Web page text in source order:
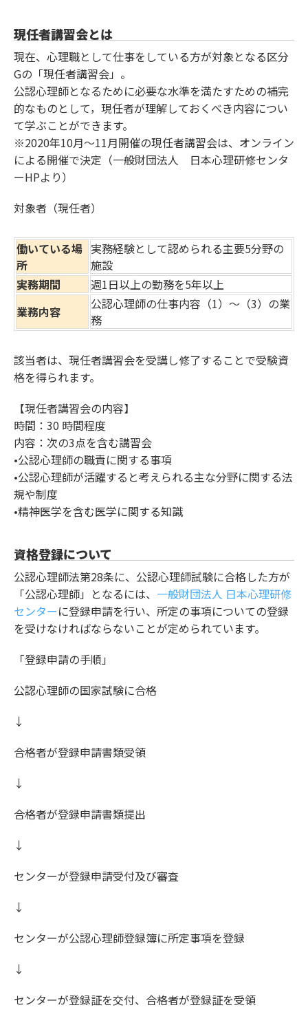
現任者講習会とは
現在、心理職として仕事をしている方が対象となる区分
Gの「現任者講習会」。
公認心理師となるために必要な水準を満たすための補完
的なものとして，現任者が理解しておくべき内容につい
て学ぶことができます。
※2020年10月〜11月開催の現任者講習会は、オンライン
による開催で決定（一般財団法人 日本心理研修センタ
ーHPより）
対象者（現任者）
働いている場
所
実務経験として認められる主要5分野の
施設
実務期間
週1日以上の勤務を5年以上
業務内容
公認心理師の仕事内容（1）～（3）の業
務
該当者は、現任者講習会を受講し修了することで受験資
格を得られます。
【現任者講習会の内容】
時間：30 時間程度
内容：次の3点を含む講習会
•公認心理師の職責に関する事項
•公認心理師が活躍すると考えられる主な分野に関する法
規や制度
•精神医学を含む医学に関する知識
資格登録について
公認心理師法第28条に、公認心理師試験に合格した方が
「公認心理師」となるには、 一般財団法人 日本心理研修
センターに登録申請を行い、所定の事項についての登録
を受けなければならないことが定められています。
「登録申請の手順」
公認心理師の国家試験に合格
↓
合格者が登録申請書類受領
↓
合格者が登録申請書類提出
↓
センターが登録申請受付及び審査
↓
センターが公認心理師登録簿に所定事項を登録
↓
センターが登録証を交付、合格者が登録証を受領